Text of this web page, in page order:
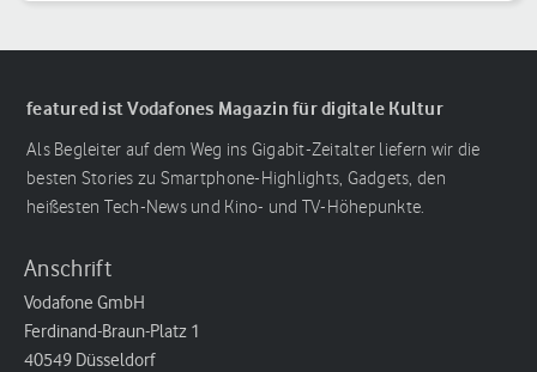
featured ist Vodafones Magazin für digitale Kultur
Als Begleiter auf dem Weg ins Gigabit-Zeitalter liefern wir die
besten Stories zu Smartphone-Highlights, Gadgets, den
heißesten Tech-News und Kino- und TV-Höhepunkte.
Anschrift
Vodafone GmbH
Ferdinand-Braun-Platz 1
40549 Düsseldorf